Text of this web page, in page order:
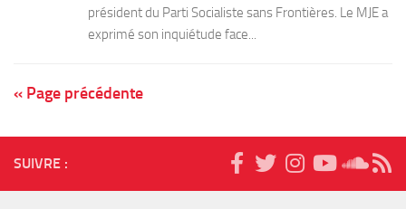
président du Parti Socialiste sans Frontières. Le MJE a
exprimé son inquiétude face...
« Page précédente
SUIVRE :